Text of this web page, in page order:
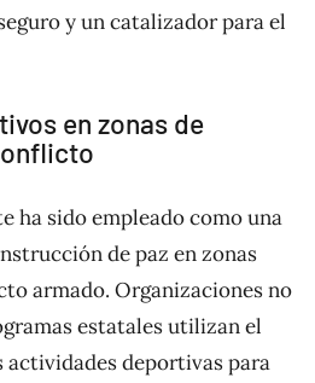
y un catalizador para el
en zonas de
ha sido empleado como una
de paz en zonas
armado. Organizaciones no
estatales utilizan el
deportivas para